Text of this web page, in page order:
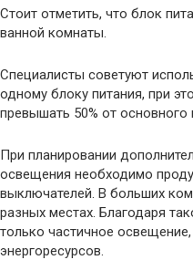
Стоит отметить, что блок
ванной комнаты.
Специалисты советуют
одному блоку питания, при
превышать 50% от основного
При планировании
освещения необходимо
выключателей. В больших
разных местах. Благодаря
только частичное
энергоресурсов.